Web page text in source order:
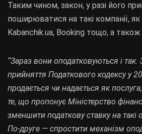
Таким чином, закон, у разі його
поширюватися на такі компанії,
Kabanchik.ua, Booking тощо, а також
“Зараз вони оподатковуються і
прийняття Податкового кодексу у
продається чи надається як
те, що пропонує Міністерство
зменшити податкову ставку на такі
По-друге — спростити механізм